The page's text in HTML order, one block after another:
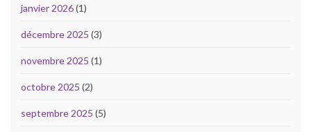
janvier 2026(1)
décembre 2025 (3)
novembre 2025 (1)
octobre 2025 (2)
septembre 2025 (5)